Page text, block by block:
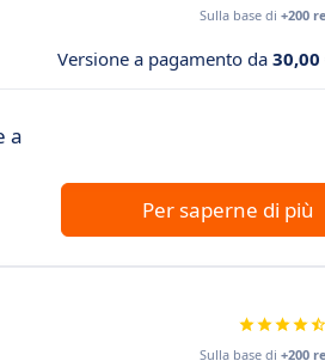
Sulla base di +200
Versione a pagamento da
a
Per saperne di più
Sulla base di +200